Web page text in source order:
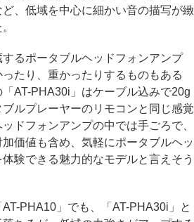
、低域を中心に細かい音の描写が緻
るポータブルヘッドフォンアンプ
たり、重かったりするものもある
AT-PHA30i」はケーブル込みで20g
ルプレーヤーのリモコンと同じ感覚
ドフォンアンプの中では手ごろで、
価値も含め、気軽にポータブルヘッ
験できる魅力的なモデルと言えそう
PHA10」でも、「AT-PHA30i」と